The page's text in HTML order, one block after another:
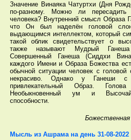
Значение Винаяка Чатуртхи (Дня
по-разному. Можно ли
человека? Внутренний смысл Образа
что Он был наделён головой
выдающимся интеллектом, который
такой облик свидетельствует о
также называют Мудрый
Совершенный Ганеша (Сиддхи
каждого Имени и Образа Божества
обычной ситуации человек с
некрасиво. Однако у Ганеши с
привлекательный Образ.
Необыкновенный ум и
способности.
Мысль из Ашрама на день 31-08-2022